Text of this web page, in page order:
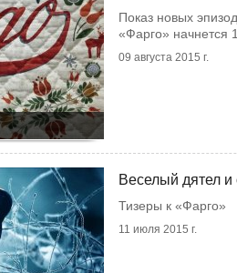
Показ новых
«Фарго» начнется
09 августа 2015 г.
Веселый дятел и
Тизеры к «Фарго»
11 июля 2015 г.